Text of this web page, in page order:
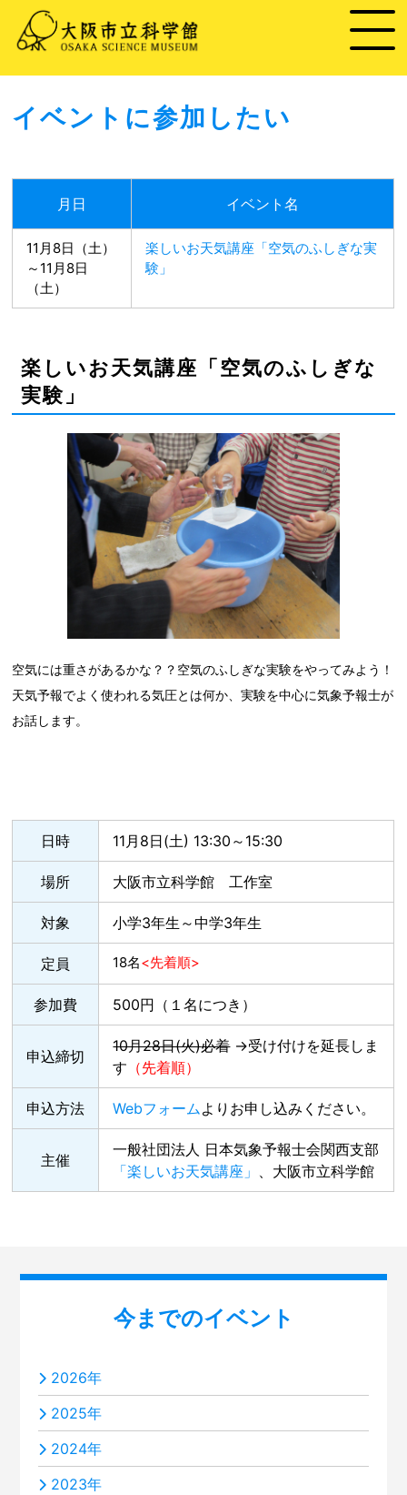
イベントに参加したい
月日 イベント名
11月8日（土）
～11月8日
（土）
楽しいお天気講座「空気のふしぎな実
験」
楽しいお天気講座「空気のふしぎな
実験」
空気には重さがあるかな？？空気のふしぎな実験をやってみよう！
天気予報でよく使われる気圧とは何か、実験を中心に気象予報士が
お話します。
日時 11月8日(土) 13:30～15:30
場所 大阪市立科学館 工作室
対象 小学3年生～中学3年生
定員 18名<先着順>
参加費 500円（１名につき）
申込締切
10月28日(火)必着→受け付けを延長しま
す （先着順）
申込方法 Webフォームよりお申し込みください。
主催
一般社団法人 日本気象予報士会関西支部
「楽しいお天気講座」 、大阪市立科学館
今までのイベント
2026年
2025年
2024年
2023年